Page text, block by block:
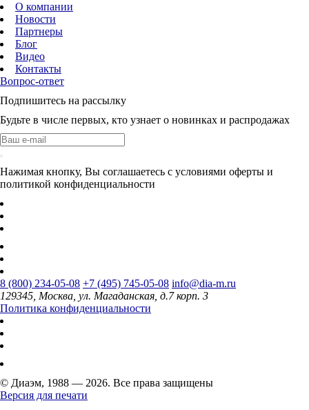
О компании
Новости
Партнеры
Блог
Видео
Контакты
Вопрос-ответ
Подпишитесь на рассылку
Будьте в числе первых, кто узнает о новинках и распродажах
Нажимая кнопку, Вы соглашаетесь с условиями оферты и
политикой конфиденциальности
8 (800) 234-05-08 +7 (495) 745-05-08 info@dia-m.ru
129345, Москва, ул. Магаданская, д.7 корп. 3
Политика конфиденциальности
© Диаэм, 1988 — 2026. Все права защищены
Версия для печати